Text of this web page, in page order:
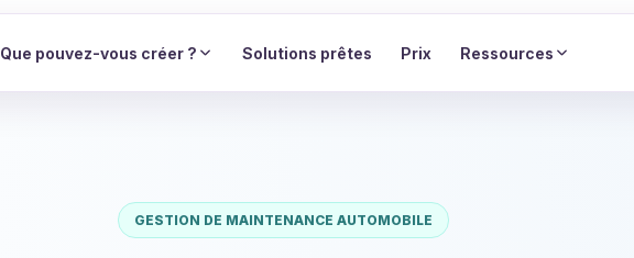
Que pouvez-vous créer ? Solutions prêtes Prix Ressources
GESTION DE MAINTENANCE AUTOMOBILE